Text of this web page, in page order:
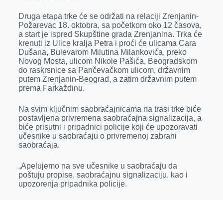
Druga etapa trke će se održati na relaciji Zrenjanin-
Požarevac 18. oktobra, sa početkom oko 12 časova,
a start je ispred Skupštine grada Zrenjanina. Trka će
krenuti iz Ulice kralja Petra i proći će ulicama Cara
Dušana, Bulevarom Milutina Milankovića, preko
Novog Mosta, ulicom Nikole Pašića, Beogradskom
do raskrsnice sa Pančevačkom ulicom, državnim
putem Zrenjanin-Beograd, a zatim državnim putem
prema Farkaždinu.
Na svim ključnim saobraćajnicama na trasi trke biće
postavljena privremena saobraćajna signalizacija, a
biće prisutni i pripadnici policije koji će upozoravati
učesnike u saobraćaju o privremenoj zabrani
saobraćaja.
„Apelujemo na sve učesnike u saobraćaju da
poštuju propise, saobraćajnu signalizaciju, kao i
upozorenja pripadnika policije.